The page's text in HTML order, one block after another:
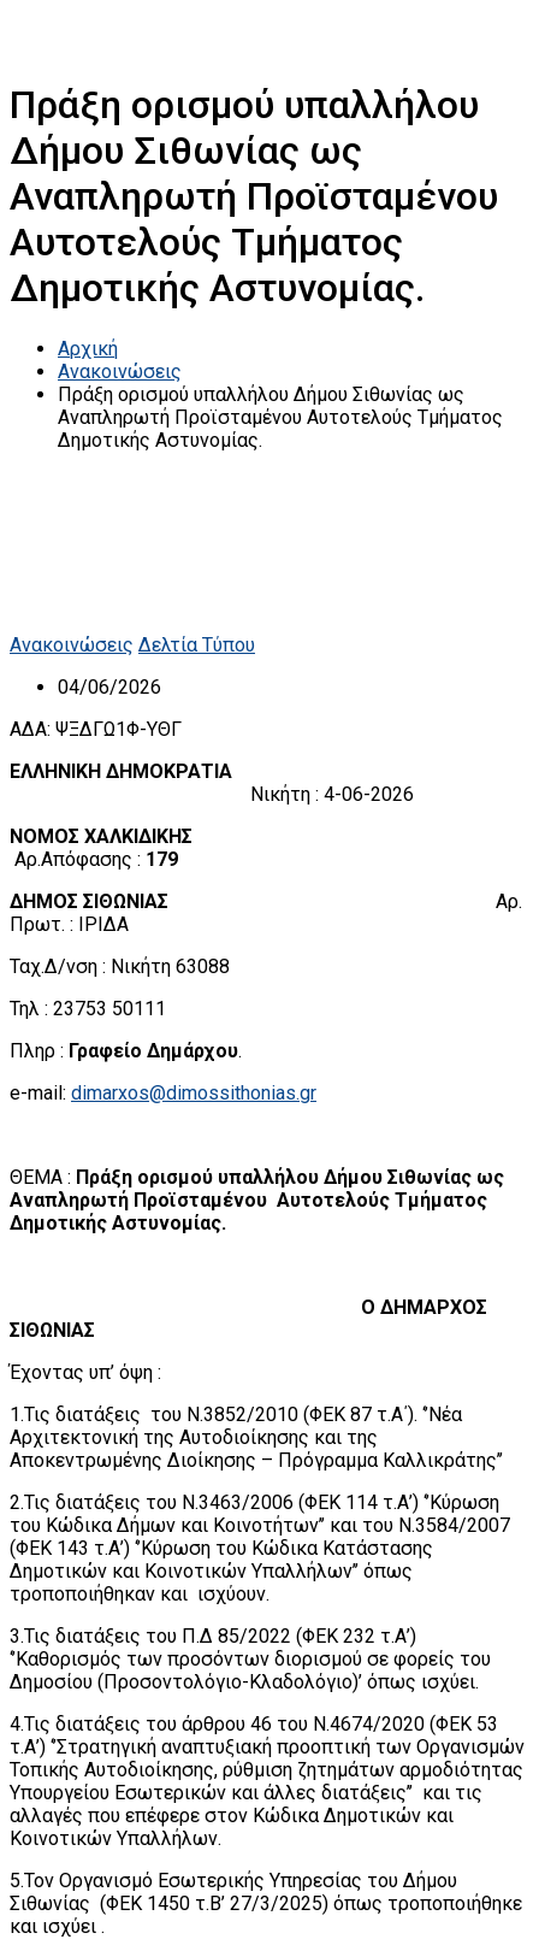
Πράξη ορισμού υπαλλήλου
Δήμου Σιθωνίας ως
Αναπληρωτή Προϊσταμένου
Αυτοτελούς Τμήματος
Δημοτικής Αστυνομίας.
Αρχική
Ανακοινώσεις
Πράξη ορισμού υπαλλήλου Δήμου Σιθωνίας ως
Αναπληρωτή Προϊσταμένου Αυτοτελούς Τμήματος
Δημοτικής Αστυνομίας.
Ανακοινώσεις Δελτία Τύπου
04/06/2026
ΑΔΑ: ΨΞΔΓΩ1Φ-ΥΘΓ
ΕΛΛΗΝΙΚΗ ΔΗΜΟΚΡΑΤΙΑ
Νικήτη : 4-06-2026
ΝΟΜΟΣ ΧΑΛΚΙΔΙΚΗΣ
Αρ.Απόφασης : 179
ΔΗΜΟΣ ΣΙΘΩΝΙΑΣ
Αρ.
Πρωτ. : ΙΡΙΔΑ
Ταχ.Δ/νση : Νικήτη 63088
Τηλ : 23753 50111
Πληρ : Γραφείο Δημάρχου.
e-mail: dimarxos@dimossithonias.gr
ΘΕΜΑ : Πράξη ορισμού υπαλλήλου Δήμου Σιθωνίας ως
Αναπληρωτή Προϊσταμένου Αυτοτελούς Τμήματος
Δημοτικής Αστυνομίας.
Ο ΔΗΜΑΡΧΟΣ
ΣΙΘΩΝΙΑΣ
Έχοντας υπ’ όψη :
1.Τις διατάξεις του Ν.3852/2010 (ΦΕΚ 87 τ.Α΄). ‘’Νέα
Αρχιτεκτονική της Αυτοδιοίκησης και της
Αποκεντρωμένης Διοίκησης – Πρόγραμμα Καλλικράτης’’
2.Τις διατάξεις του Ν.3463/2006 (ΦΕΚ 114 τ.Α’) ‘’Κύρωση
του Κώδικα Δήμων και Κοινοτήτων’’ και του Ν.3584/2007
(ΦΕΚ 143 τ.Α’) ‘’Κύρωση του Κώδικα Κατάστασης
Δημοτικών και Κοινοτικών Υπαλλήλων’’ όπως
τροποποιήθηκαν και ισχύουν.
3.Τις διατάξεις του Π.Δ 85/2022 (ΦΕΚ 232 τ.Α’)
‘’Καθορισμός των προσόντων διορισμού σε φορείς του
Δημοσίου (Προσοντολόγιο-Κλαδολόγιο)’ όπως ισχύει.
4.Τις διατάξεις του άρθρου 46 του Ν.4674/2020 (ΦΕΚ 53
τ.Α’) ‘’Στρατηγική αναπτυξιακή προοπτική των Οργανισμών
Τοπικής Αυτοδιοίκησης, ρύθμιση ζητημάτων αρμοδιότητας
Υπουργείου Εσωτερικών και άλλες διατάξεις’’ και τις
αλλαγές που επέφερε στον Κώδικα Δημοτικών και
Κοινοτικών Υπαλλήλων.
5.Τον Οργανισμό Εσωτερικής Υπηρεσίας του Δήμου
Σιθωνίας (ΦΕΚ 1450 τ.Β’ 27/3/2025) όπως τροποποιήθηκε
και ισχύει .